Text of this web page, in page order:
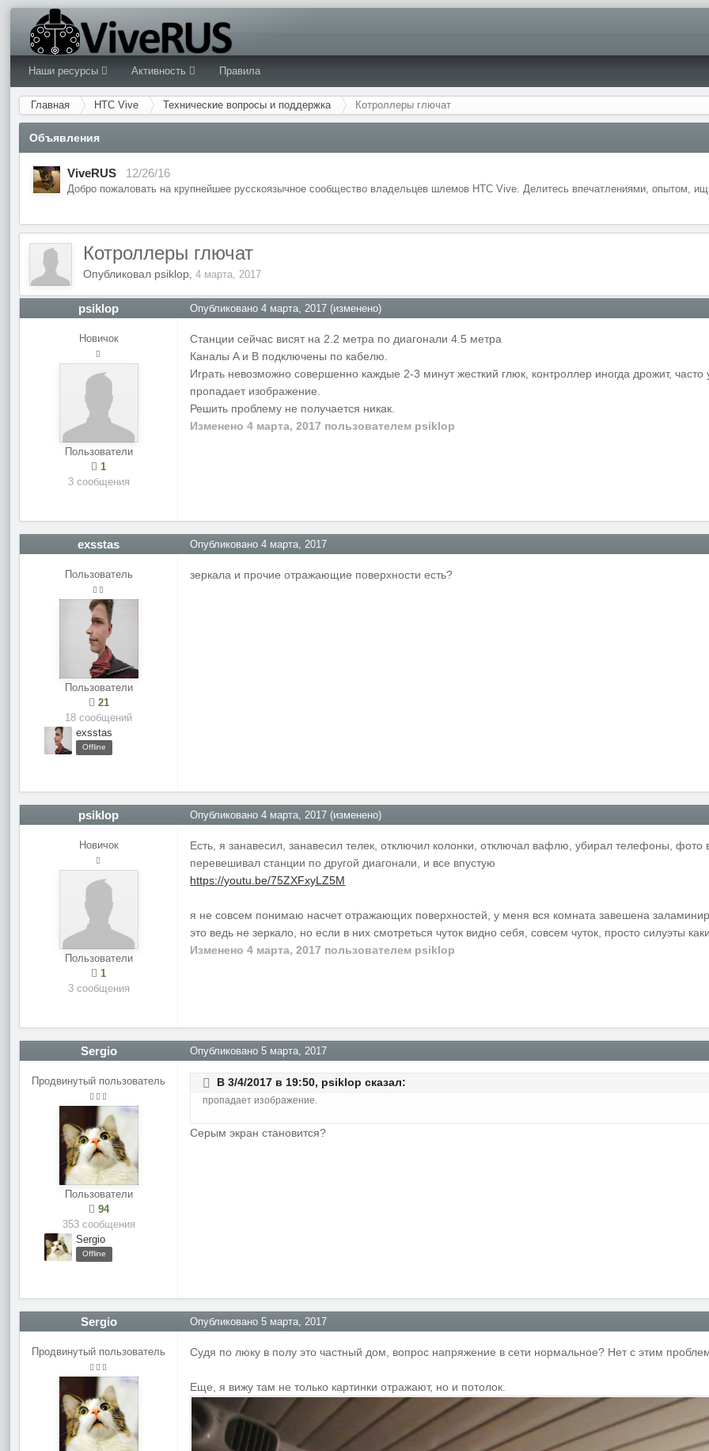
Наши ресурсы Активность Правила
Главная HTC Vive Технические вопросы и поддержка Котроллеры глючат
Объявления
ViveRUS 12/26/16
Добро пожаловать на крупнейшее русскоязычное сообщество владельцев шлемов HTC Vive. Делитесь впечатлениями, опытом,
Котроллеры глючат
Опубликовал psiklop,4 марта, 2017
psiklop
Новичок
Пользователи
1
3 сообщения
Опубликовано4 марта, 2017 (изменено)
Станции сейчас висят на 2.2 метра по диагонали 4.5 метра
Каналы A и B подключены по кабелю.
Играть невозможно совершенно каждые 2-3 минут жесткий глюк, контроллер иногда дрожит,
пропадает изображение.
Решить проблему не получается никак.
Изменено4 марта, 2017 пользователем psiklop
exsstas
Пользователь
Пользователи
21
18 сообщений
exsstas
Offline
Опубликовано4 марта, 2017
зеркала и прочие отражающие поверхности есть?
psiklop
Новичок
Пользователи
1
3 сообщения
Опубликовано4 марта, 2017 (изменено)
Есть, я занавесил, занавесил телек, отключил колонки, отключал вафлю, убирал телефоны,
перевешивал станции по другой диагонали, и все впустую
https://youtu.be/75ZXFxyLZ5M
я не совсем понимаю насчет отражающих поверхностей, у меня вся комната завешена
это ведь не зеркало, но если в них смотреться чуток видно себя, совсем чуток, просто силуэты
Изменено4 марта, 2017 пользователем psiklop
Sergio
Продвинутый пользователь
Пользователи
94
353 сообщения
Sergio
Offline
Опубликовано5 марта, 2017
В 3/4/2017 в 19:50, psiklop сказал:
пропадает изображение.
Серым экран становится?
Sergio
Продвинутый пользователь
Опубликовано5 марта, 2017
Судя по люку в полу это частный дом, вопрос напряжение в сети нормальное? Нет с этим
Еще, я вижу там не только картинки отражают, но и потолок.